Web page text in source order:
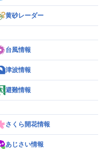
黄砂レーダー
台風情報
津波情報
避難情報
さくら開花情報
あじさい情報